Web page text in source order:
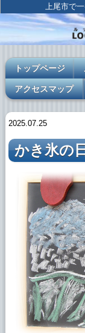
上尾市で
トップページ
アクセスマップ
2025.07.25
かき氷の